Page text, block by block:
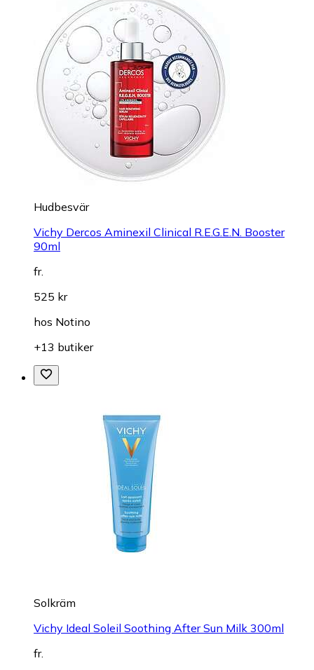
Hudbesvär
Vichy Dercos Aminexil Clinical R.E.G.E.N. Booster
90ml
fr.
525 kr
hos Notino
+13 butiker
Solkräm
Vichy Ideal Soleil Soothing After Sun Milk 300ml
fr.